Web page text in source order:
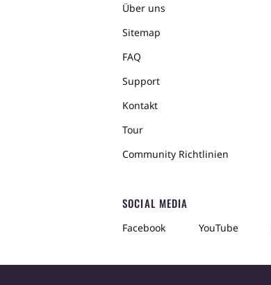
Über uns
Sitemap
FAQ
Support
Kontakt
Tour
Community Richtlinien
SOCIAL MEDIA
Facebook YouTube